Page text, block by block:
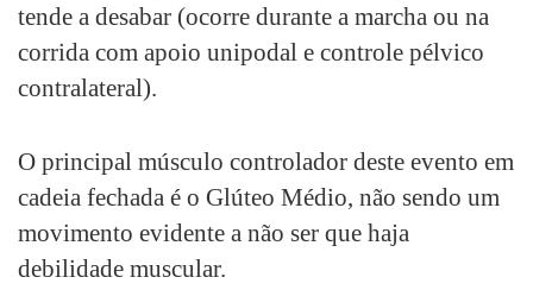
tende a desabar (ocorre durante a marcha ou na
corrida com apoio unipodal e controle pélvico
contralateral).
O principal músculo controlador deste evento em
cadeia fechada é o Glúteo Médio, não sendo um
movimento evidente a não ser que haja
debilidade muscular.